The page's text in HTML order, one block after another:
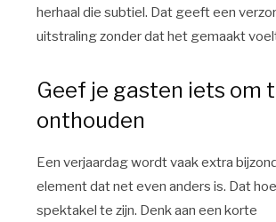
herhaal die subtiel. Dat geeft een
uitstraling zonder dat het gemaakt
Geef je gasten iets om
onthouden
Een verjaardag wordt vaak extra
element dat net even anders is. Dat
spektakel te zijn. Denk aan een korte